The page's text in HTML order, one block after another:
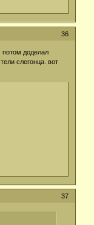
36
потом доделал
слегонца. вот
37